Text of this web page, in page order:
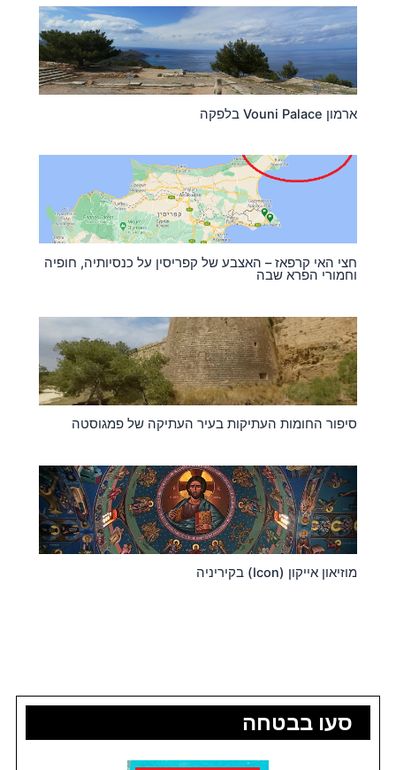
סעו בבטחה
ארמון Vouni Palace בלפקה
חצי האי קרפאז – האצבע של קפריסין על כנסיותיה, חופיה
וחמורי הפרא שבה
סיפור החומות העתיקות בעיר העתיקה של פמגוסטה
מוזיאון אייקון (Icon) בקיריניה